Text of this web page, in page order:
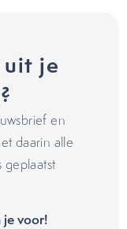
uit je
en
daarin alle
geplaatst
je voor!